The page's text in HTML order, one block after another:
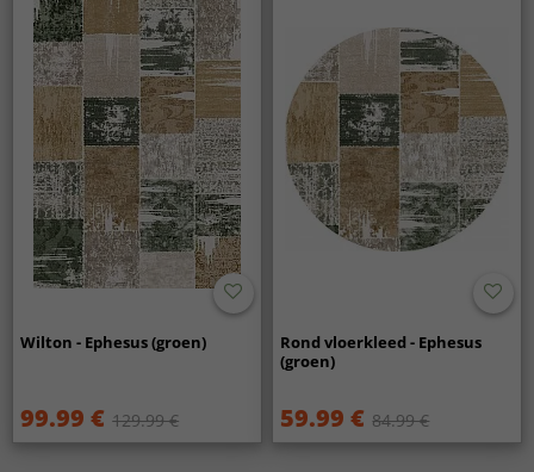
Wilton - Ephesus (groen)
99.99 € 129.99 €
Rond vloerkleed - Ephesus
(groen)
59.99 € 84.99 €